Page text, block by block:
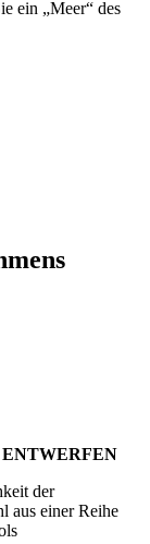
ein „Meer“ des
ENTWERFEN
der
aus einer Reihe